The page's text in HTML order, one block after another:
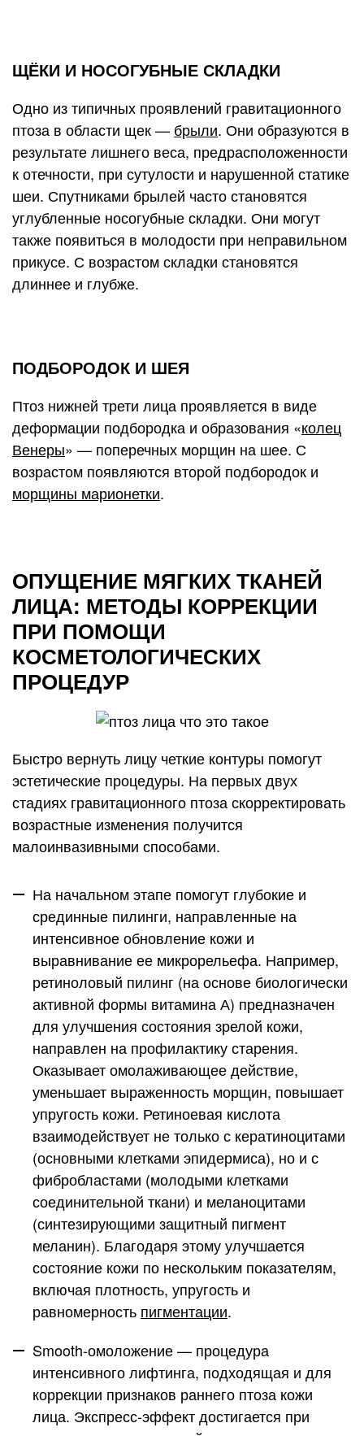
ЩЁКИ И НОСОГУБНЫЕ СКЛАДКИ
Одно из типичных проявлений гравитационного
птоза в области щек — брыли. Они образуются в
результате лишнего веса, предрасположенности
к отечности, при сутулости и нарушенной статике
шеи. Спутниками брылей часто становятся
углубленные носогубные складки. Они могут
также появиться в молодости при неправильном
прикусе. С возрастом складки становятся
длиннее и глубже.
ПОДБОРОДОК И ШЕЯ
Птоз нижней трети лица проявляется в виде
деформации подбородка и образования «колец
Венеры» — поперечных морщин на шее. С
возрастом появляются второй подбородок и
морщины марионетки.
ОПУЩЕНИЕ МЯГКИХ ТКАНЕЙ
ЛИЦА: МЕТОДЫ КОРРЕКЦИИ
ПРИ ПОМОЩИ
КОСМЕТОЛОГИЧЕСКИХ
ПРОЦЕДУР
Быстро вернуть лицу четкие контуры помогут
эстетические процедуры. На первых двух
стадиях гравитационного птоза скорректировать
возрастные изменения получится
малоинвазивными способами.
На начальном этапе помогут глубокие и
срединные пилинги, направленные на
интенсивное обновление кожи и
выравнивание ее микрорельефа. Например,
ретиноловый пилинг (на основе биологически
активной формы витамина А) предназначен
для улучшения состояния зрелой кожи,
направлен на профилактику старения.
Оказывает омолаживающее действие,
уменьшает выраженность морщин, повышает
упругость кожи. Ретиноевая кислота
взаимодействует не только с кератиноцитами
(основными клетками эпидермиса), но и с
фибробластами (молодыми клетками
соединительной ткани) и меланоцитами
(синтезирующими защитный пигмент
меланин). Благодаря этому улучшается
состояние кожи по нескольким показателям,
включая плотность, упругость и
равномерность пигментации.
Smooth-омоложение— процедура
интенсивного лифтинга, подходящая и для
коррекции признаков раннего птоза кожи
лица. Экспресс-эффект достигается при